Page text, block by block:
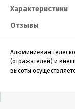
Характеристики
Отзывы
Алюминиевая
(отражателей) и
высоты